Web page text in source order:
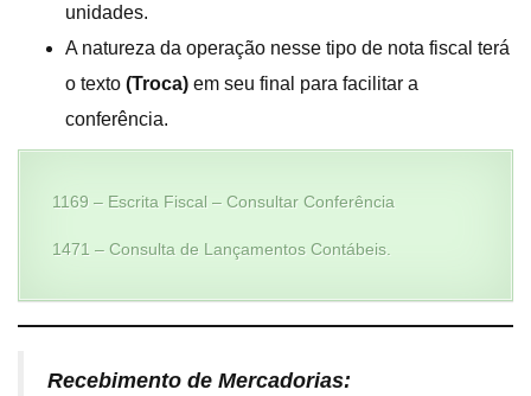
unidades.
A natureza da operação nesse tipo de nota fiscal terá
o texto (Troca) em seu final para facilitar a
conferência.
1169 – Escrita Fiscal – Consultar Conferência
1471 – Consulta de Lançamentos Contábeis.
Recebimento de Mercadorias: